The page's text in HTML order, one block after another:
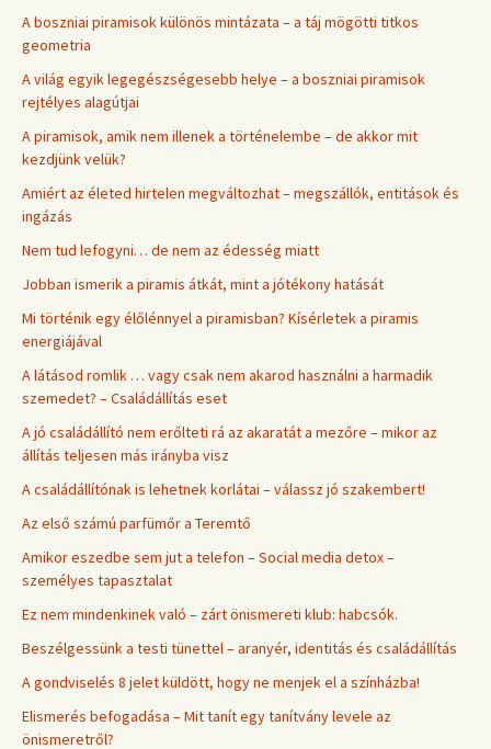
A boszniai piramisok különös mintázata – a táj mögötti titkos
geometria
A világ egyik legegészségesebb helye – a boszniai piramisok
rejtélyes alagútjai
A piramisok, amik nem illenek a történelembe – de akkor mit
kezdjünk velük?
Amiért az életed hirtelen megváltozhat – megszállók, entitások és
ingázás
Nem tud lefogyni… de nem az édesség miatt
Jobban ismerik a piramis átkát, mint a jótékony hatását
Mi történik egy élőlénnyel a piramisban? Kísérletek a piramis
energiájával
A látásod romlik … vagy csak nem akarod használni a harmadik
szemedet? – Családállítás eset
A jó családállító nem erőlteti rá az akaratát a mezőre – mikor az
állítás teljesen más irányba visz
A családállítónak is lehetnek korlátai – válassz jó szakembert!
Az első számú parfümőr a Teremtő
Amikor eszedbe sem jut a telefon – Social media detox –
személyes tapasztalat
Ez nem mindenkinek való – zárt önismereti klub: habcsók.
Beszélgessünk a testi tünettel – aranyér, identitás és családállítás
A gondviselés 8 jelet küldött, hogy ne menjek el a színházba!
Elismerés befogadása – Mit tanít egy tanítvány levele az
önismeretről?